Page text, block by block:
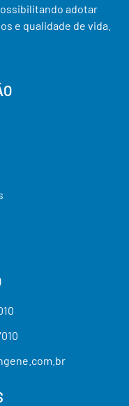
adotar
e qualidade de vida.